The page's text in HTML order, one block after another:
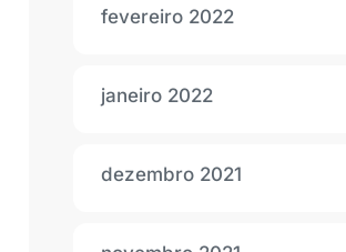
fevereiro 2022
janeiro 2022
dezembro 2021